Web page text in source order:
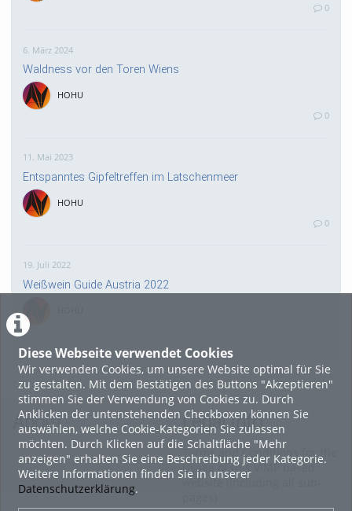
Diese Webseite verwendet Cookies
Wir verwenden Cookies, um unsere Website optimal für Sie
zu gestalten. Mit dem Bestätigen des Buttons "Akzeptieren"
stimmen Sie der Verwendung von Cookies zu. Durch
Anklicken der untenstehenden Checkboxen können Sie
auswählen, welche Cookie-Kategorien Sie zulassen
möchten. Durch Klicken auf die Schaltfläche "Mehr
anzeigen" erhalten Sie eine Beschreibung jeder Kategorie.
Weitere Informationen finden Sie in unserer
Datenschutzerklärung.
0
6. März 2024
Waldness vor den Toren Wiens
HOHU
0
11. Mai 2023
Entspanntes Gipfeltreffen im Latschenmeer
HOHU
0
19. Juli 2022
Weißwein Guide Austria 2022
16. Mai 2022
neuer Test-Newsbeitrag
HOHU
9. Mai 2022
¨Haager Lies reloaded“ - der neue Top-Radweg in OÖ
About Legal Info
Terms and Conditions for the
Usage of this ViMP based
website (including all sub-